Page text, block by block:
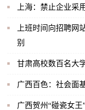
上海：禁止企业采
上班时间向招聘网
别
甘肃高校数百名大
广西百色：社会面
广西贺州“碰瓷女